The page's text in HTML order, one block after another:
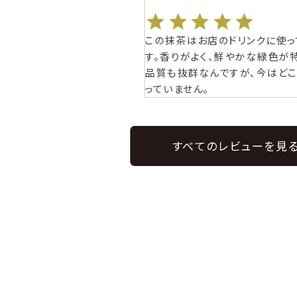
この抹茶はお店のドリンクに使
す。香りがよく、鮮やかな緑色が
品質も抜群なんですが、今はど
っていません。
すべてのレビューを見る